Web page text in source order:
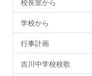
学校から
行事計画
吉川中学校校歌